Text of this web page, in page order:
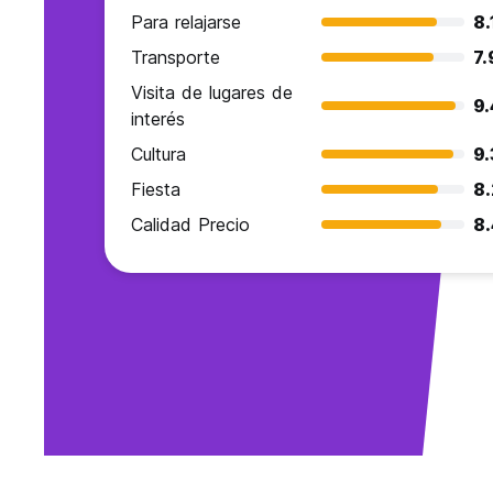
Para relajarse
Transporte
Visita de lugares de
interés
Cultura
Fiesta
Calidad Precio